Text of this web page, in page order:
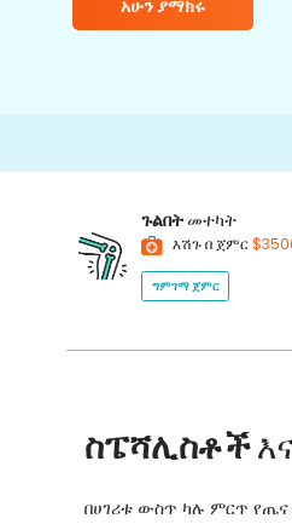
አሁን ያማክሩ
ጉልበትመተካት
እሽጉ በ ጀምር
ግምገማ ጀምር
ስፔሻሊስቶች
በሀገሪቱ ውስጥ ካሉ ምርጥ